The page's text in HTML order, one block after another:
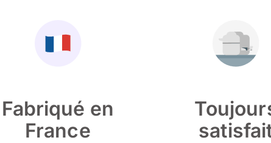
Fabriqué en
France